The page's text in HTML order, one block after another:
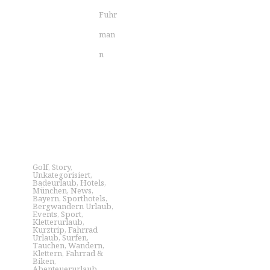
Fuhr
man
n
Golf, Story,
Unkategorisiert,
Badeurlaub, Hotels,
München, News,
Bayern, Sporthotels,
Bergwandern Urlaub,
Events, Sport,
Kletterurlaub,
Kurztrip, Fahrrad
Urlaub,Surfen,
Tauchen, Wandern,
Klettern, Fahrrad &
Biken,